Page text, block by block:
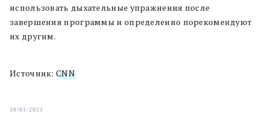
использовать дыхательные упражнения после
завершения программы и определенно порекомендуют
их другим.
Источник: CNN
30/01/2021